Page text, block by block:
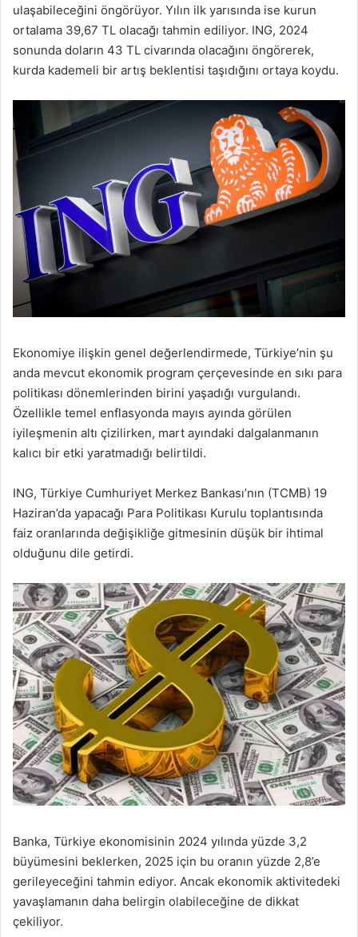
ulaşabileceğini öngörüyor. Yılın ilk yarısında ise kurun
ortalama 39,67 TL olacağı tahmin ediliyor. ING, 2024
sonunda doların 43 TL civarında olacağını öngörerek,
kurda kademeli bir artış beklentisi taşıdığını ortaya koydu.
Ekonomiye ilişkin genel değerlendirmede, Türkiye’nin şu
anda mevcut ekonomik program çerçevesinde en sıkı para
politikası dönemlerinden birini yaşadığı vurgulandı.
Özellikle temel enflasyonda mayıs ayında görülen
iyileşmenin altı çizilirken, mart ayındaki dalgalanmanın
kalıcı bir etki yaratmadığı belirtildi.
ING, Türkiye Cumhuriyet Merkez Bankası’nın (TCMB) 19
Haziran’da yapacağı Para Politikası Kurulu toplantısında
faiz oranlarında değişikliğe gitmesinin düşük bir ihtimal
olduğunu dile getirdi.
Banka, Türkiye ekonomisinin 2024 yılında yüzde 3,2
büyümesini beklerken, 2025 için bu oranın yüzde 2,8’e
gerileyeceğini tahmin ediyor. Ancak ekonomik aktivitedeki
yavaşlamanın daha belirgin olabileceğine de dikkat
çekiliyor.